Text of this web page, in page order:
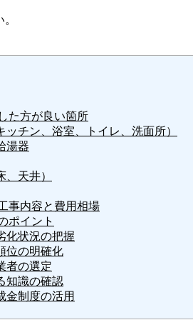
た方が良い箇所
チン、浴室、トイレ、洗面所）
湯器
天井）
事内容と費用相場
ポイント
化状況の把握
位の明確化
者の選定
知識の確認
金制度の活用